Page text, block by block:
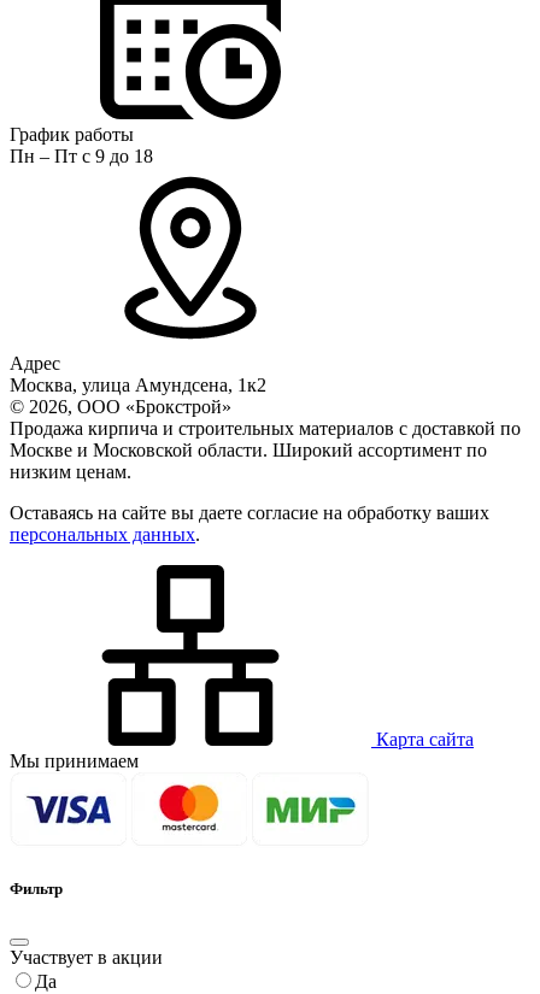
График работы
Пн – Пт с 9 до 18
Адрес
Москва, улица Амундсена, 1к2
© 2026, ООО «Брокстрой»
Продажа кирпича и строительных материалов с доставкой по
Москве и Московской области. Широкий ассортимент по
низким ценам.
Оставаясь на сайте вы даете согласие на обработку ваших
персональных данных.
Карта сайта
Мы принимаем
Фильтр
Участвует в акции
Да